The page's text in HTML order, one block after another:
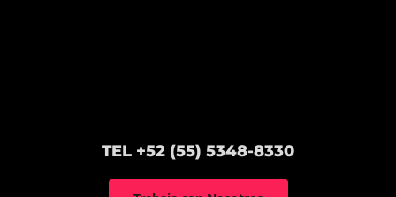
TEL +52 (55) 5348-8330